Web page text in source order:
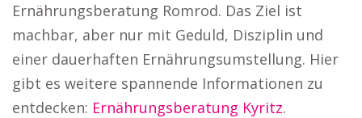
Ernährungsberatung Romrod. Das Ziel ist
machbar, aber nur mit Geduld, Disziplin und
einer dauerhaften Ernährungsumstellung. Hier
gibt es weitere spannende Informationen zu
entdecken: Ernährungsberatung Kyritz.